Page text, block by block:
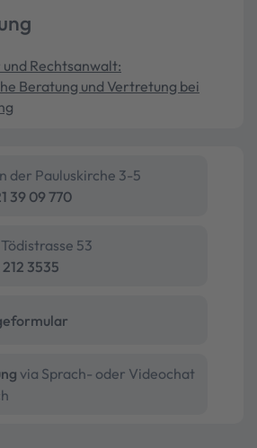
Rechtsanwalt:
Beratung und Vertretung bei
der Pauluskirche 3-5
39 09 770
Tödistrasse 53
3535
via Sprach- oder Videochat